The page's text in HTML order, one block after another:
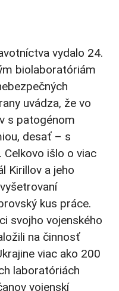
vydalo 24.
biolaboratóriám
uvádza, že vo
s patogénom
desať – s
išlo o viac
Kirillov a jeho
kus práce.
svojho vojenského
na činnosť
viac ako 200
laboratóriách
vojenskí